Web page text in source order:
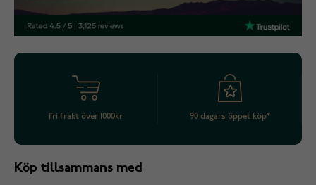
Fri frakt över 1000kr 90 dagars öppet köp*
Köp tillsammans med